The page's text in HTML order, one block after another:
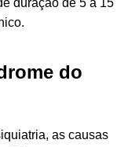
duração de 5 a 15
do
as causas